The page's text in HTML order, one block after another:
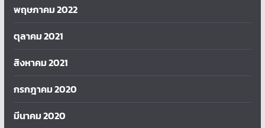
พฤษภาคม 2022
ตุลาคม 2021
สิงหาคม 2021
กรกฎาคม 2020
มีนาคม 2020